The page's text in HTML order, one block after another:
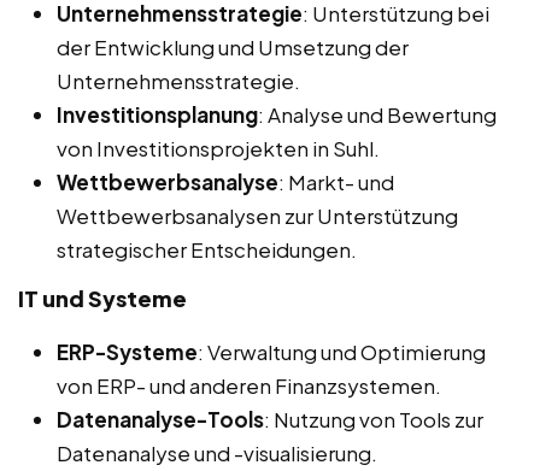
Unternehmensstrategie: Unterstützung bei
der Entwicklung und Umsetzung der
Unternehmensstrategie.
Investitionsplanung: Analyse und Bewertung
von Investitionsprojekten in Suhl.
Wettbewerbsanalyse: Markt- und
Wettbewerbsanalysen zur Unterstützung
strategischer Entscheidungen.
IT und Systeme
ERP-Systeme: Verwaltung und Optimierung
von ERP- und anderen Finanzsystemen.
Datenanalyse-Tools: Nutzung von Tools zur
Datenanalyse und -visualisierung.